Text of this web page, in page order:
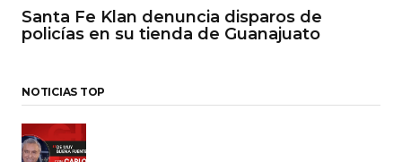
Santa Fe Klan denuncia disparos de
policías en su tienda de Guanajuato
NOTICIAS TOP